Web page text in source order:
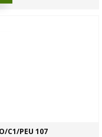
C1/PEU 107